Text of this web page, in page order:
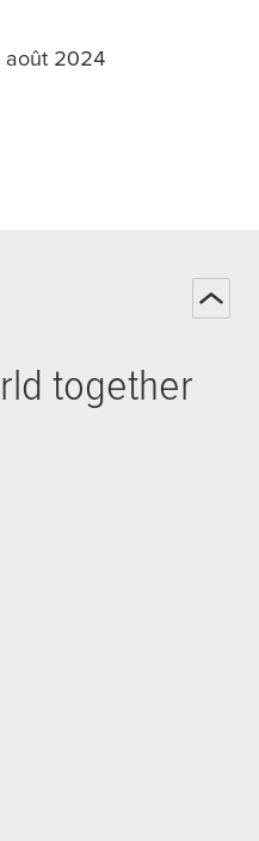
août 2024
together